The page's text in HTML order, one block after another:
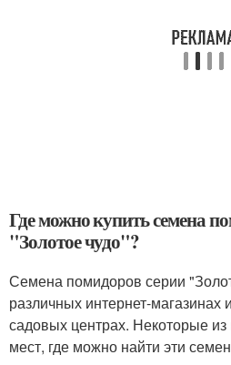
Где можно купить семена
"Золотое чудо"?
Семена помидоров серии
различных интернет-
садовых центрах. Некоторые
мест, где можно найти эти